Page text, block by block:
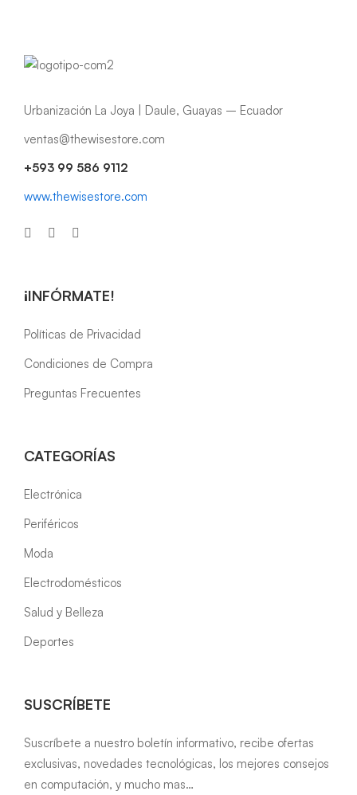
Urbanización La Joya | Daule, Guayas – Ecuador
ventas@thewisestore.com
+593 99 586 9112
www.thewisestore.com
¡INFÓRMATE!
Políticas de Privacidad
Condiciones de Compra
Preguntas Frecuentes
CATEGORÍAS
Electrónica
Periféricos
Moda
Electrodomésticos
Salud y Belleza
Deportes
SUSCRÍBETE
Suscríbete a nuestro boletín informativo, recibe ofertas
exclusivas, novedades tecnológicas, los mejores consejos
en computación, y mucho mas…